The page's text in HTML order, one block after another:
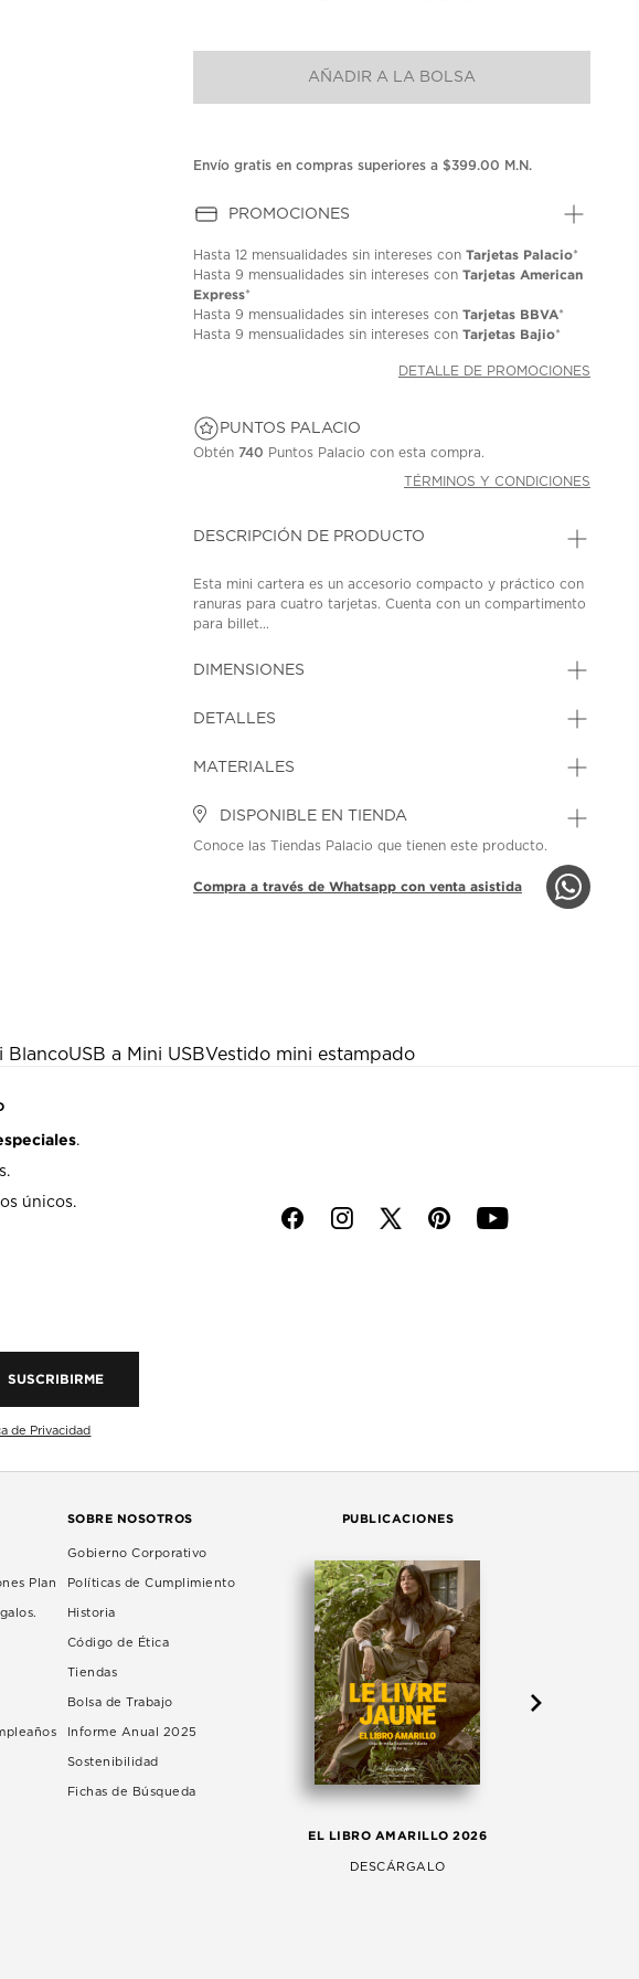
AÑADIR A LA BOLSA
Envío gratis en compras superiores a $399.00 M.N.
PROMOCIONES
Hasta12 mensualidades sin intereses conTarjetas Palacio*
Hasta9 mensualidades sin intereses conTarjetas American
Express*
Hasta9 mensualidades sin intereses conTarjetas BBVA*
Hasta9 mensualidades sin intereses conTarjetas Bajio*
DETALLE DE PROMOCIONES
PUNTOS PALACIO
Obtén740 Puntos Palacio con esta compra.
TÉRMINOS Y CONDICIONES
DESCRIPCIÓN DE PRODUCTO
Esta mini cartera es un accesorio compacto y práctico con
ranuras para cuatro tarjetas. Cuenta con un compartimento
para billet...
DIMENSIONES
DETALLES
MATERIALES
DISPONIBLE EN TIENDA
Conoce las Tiendas Palacio que tienen este producto.
Compra a través de Whatsapp con venta asistida
BlancoUSB a Mini USBVestido mini estampado
.
únicos.
SUSCRIBIRME
de Privacidad
f i p y
Plan
SOBRE NOSOTROS
Gobierno Corporativo
Políticas de Cumplimiento
Historia
Código de Ética
Tiendas
Bolsa de Trabajo
Informe Anual 2025
Sostenibilidad
Fichas de Búsqueda
PUBLICACIONES
EL LIBRO AMARILLO 2026
DESCÁRGALO